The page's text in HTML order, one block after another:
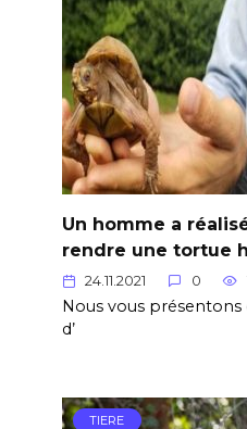
Un homme a
rendre une tortue
24.11.2021 0
Nous vous
d’
TIERE